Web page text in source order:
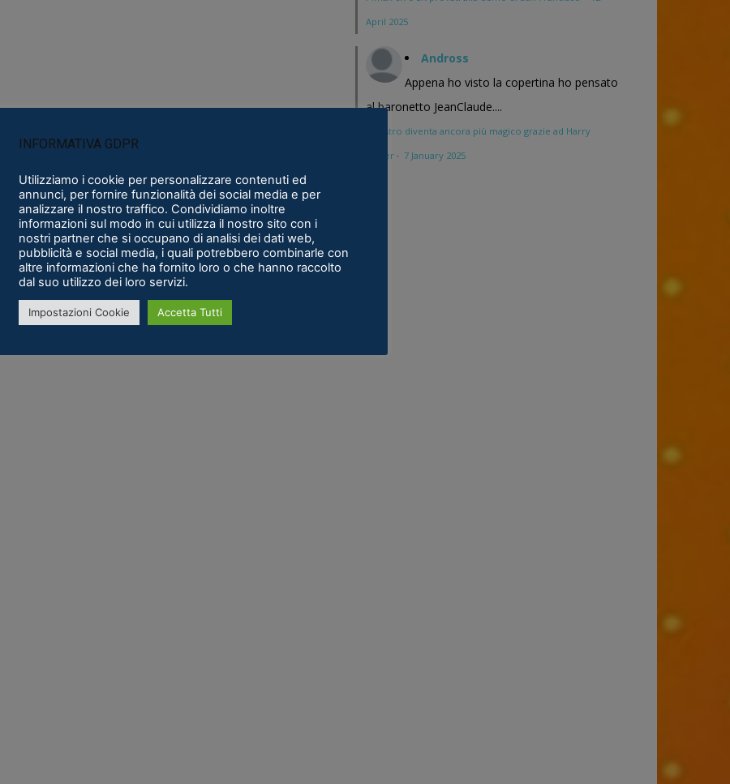
April 2025
Andross
Appena ho visto la copertina ho pensato
al baronetto JeanClaude....
Maestro diventa ancora più magico grazie ad Harry
Potter · 7 January 2025
INFORMATIVA GDPR
Utilizziamo i cookie per personalizzare contenuti ed
annunci, per fornire funzionalità dei social media e per
analizzare il nostro traffico. Condividiamo inoltre
informazioni sul modo in cui utilizza il nostro sito con i
nostri partner che si occupano di analisi dei dati web,
pubblicità e social media, i quali potrebbero combinarle con
altre informazioni che ha fornito loro o che hanno raccolto
dal suo utilizzo dei loro servizi.
Impostazioni Cookie Accetta Tutti